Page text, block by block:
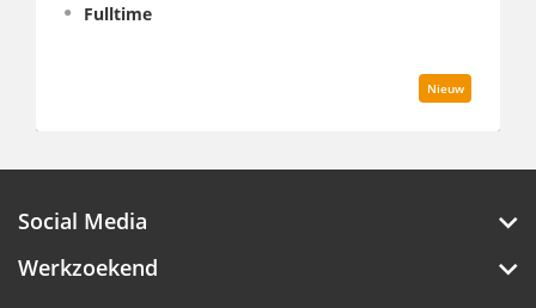
Fulltime
Nieuw
Social Media
Werkzoekend